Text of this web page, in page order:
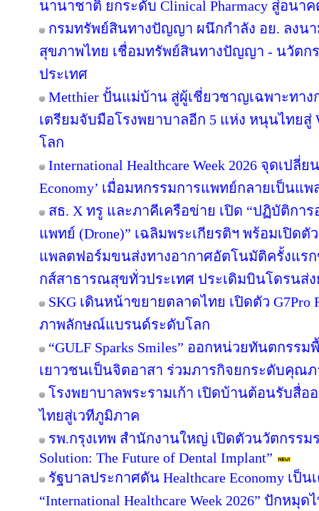
นานาชาติ ยกระดับ Clinical Pharmacy สู่อน
กรมทรัพย์สินทางปัญญา ผนึกกำลัง อย. ลงน
สุขภาพไทย เชื่อมทรัพย์สินทางปัญญา - นวัตก
ประเทศ
Metthier ปั้นแม่บ้าน สู่ผู้เชี่ยวชาญเฉพาะทาง
เตรียมจับมือโรงพยาบาลอีก 5 แห่ง หนุนไทยสู่
โลก
International Healthcare Week 2026 จุดเปลี่
Economy’ เมื่อมหกรรมการแพทย์กลายเป็น
สธ. X ทรู และภาคีเครือข่าย เปิด “ปฏิบัติกา
แพทย์ (Drone)” เฉลิมพระเกียรติฯ พร้อมเปิดตั
แพลตฟอร์มขนส่งทางอากาศอัตโนมัติครั้งแร
กส์สาธารณสุขทั่วประเทศ ประเดิมบินโดรน
SKG เดินหน้าขยายตลาดไทย เปิดตัว G7Pro
ภาพลักษณ์แบรนด์ระดับโลก
“GULF Sparks Smiles” ออกหน่วยทันตกรร
เยาวชนเป็นจิตอาสา ร่วมภารกิจยกระดับคุณ
โรงพยาบาลพระรามเก้า เปิดบ้านต้อนรับสื่
ไทยสู่เวทีภูมิภาค
รพ.กรุงเทพ สำนักงานใหญ่ เปิดตัวนวัตกรรม
Solution: The Future of Dental Implant”
รัฐบาลประกาศดัน Healthcare Economy เป็
“International Healthcare Week 2026” ปักหมุ